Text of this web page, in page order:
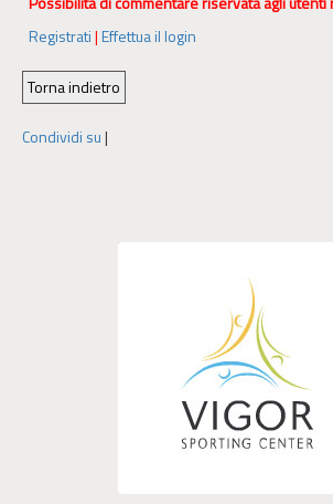
Registrati|Effettua il login
Condividi su|